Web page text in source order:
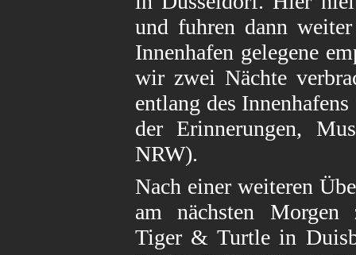
und fuhren dann
Innenhafen gelegene
wir zwei Nächte
entlang des
der Erinnerungen,
NRW).
Nach einer weiteren
am nächsten Morgen
Tiger & Turtle in